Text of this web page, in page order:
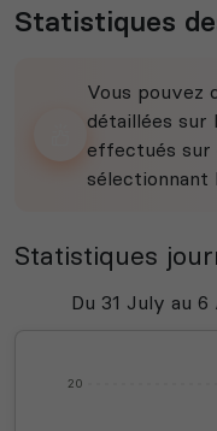
Statistiques
Vous pouvez
détaillées sur
effectués
sélectionnant
Statistiques
20